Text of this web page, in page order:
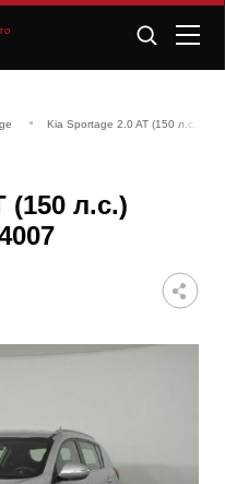
Kia Sportage 2.0 AT (150 л.с.)
(150 л.с.)